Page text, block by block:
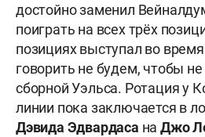
достойно заменил
поиграть на всех трёх
позициях выступал во
говорить не будем, чтобы
сборной Уэльса. Ротация у
линии пока заключается в
Дэвида Эдвардаса наДжо